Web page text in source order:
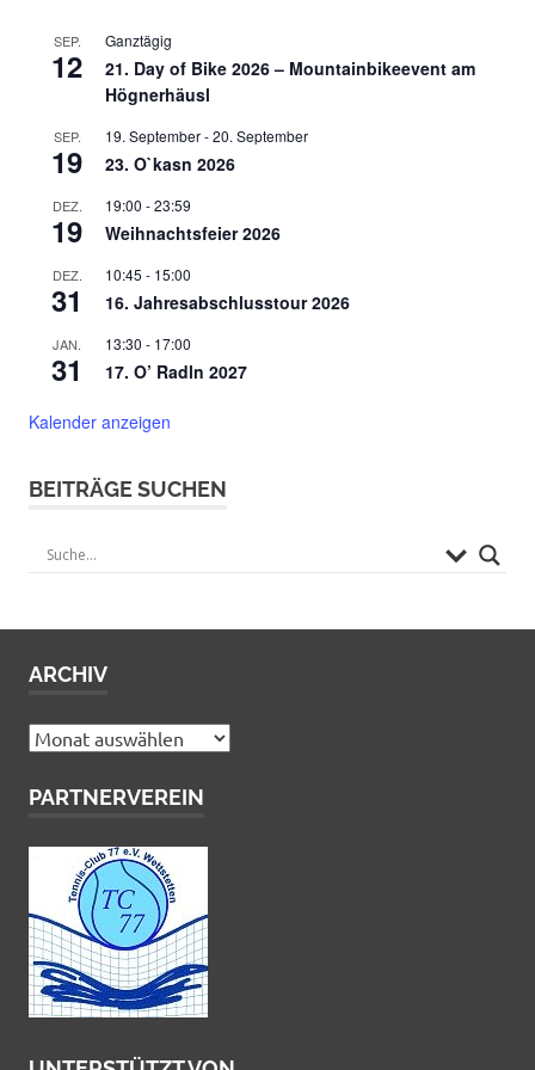
SEP.
12
Ganztägig
21. Day of Bike 2026 – Mountainbikeevent am
Högnerhäusl
SEP.
19
19. September-20. September
23. O`kasn 2026
DEZ.
19
19:00 -23:59
Weihnachtsfeier 2026
DEZ.
31
10:45 - 15:00
16. Jahresabschlusstour 2026
JAN.
31
13:30 - 17:00
17. O’ Radln 2027
Kalender anzeigen
BEITRÄGE SUCHEN
ARCHIV
Archiv
PARTNERVEREIN